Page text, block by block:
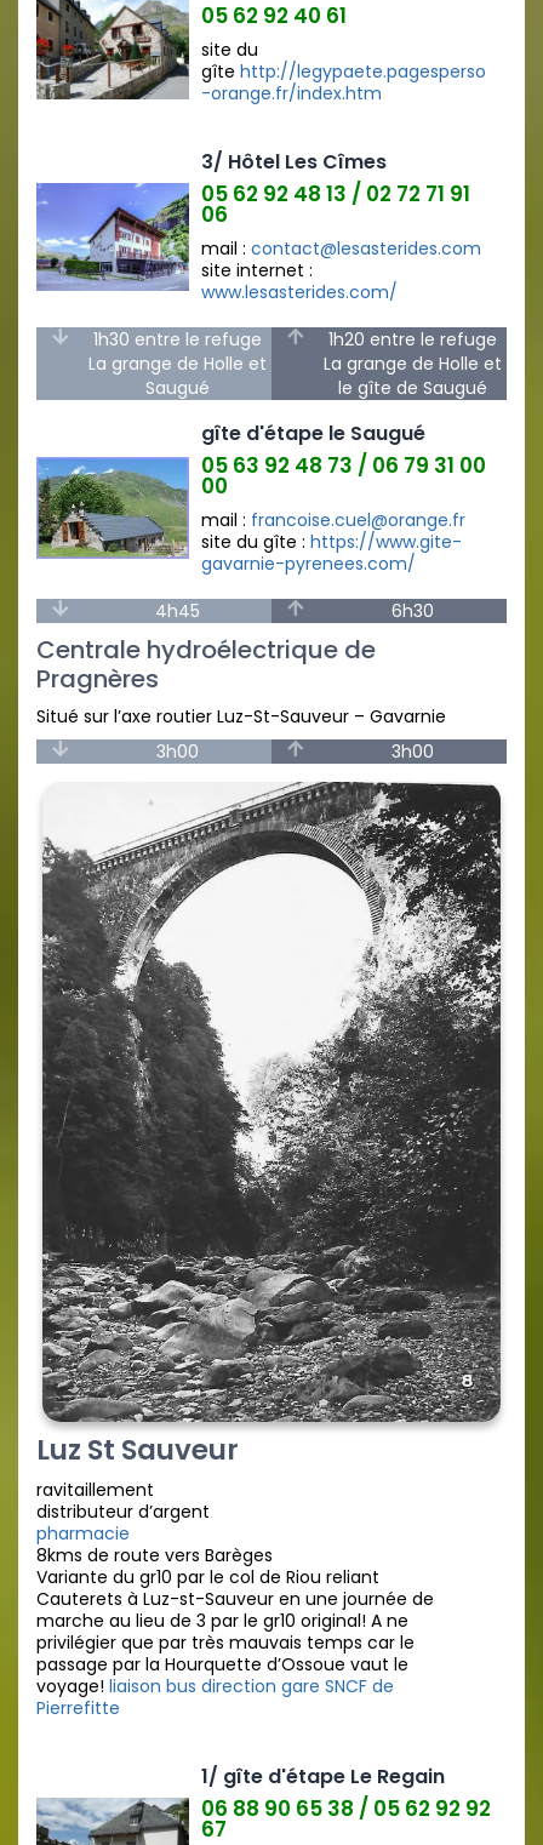
05 62 92 40 61
site du
gîte http://legypaete.pagesperso
-orange.fr/index.htm
3/ Hôtel Les Cîmes
05 62 92 48 13 / 02 72 71 91
06
mail : contact@lesasterides.com
site internet :
www.lesasterides.com/
1h30 entre le refuge
La grange de Holle et
Saugué
1h20 entre le refuge
La grange de Holle et
le gîte de Saugué
gîte d'étape le Saugué
05 63 92 48 73 / 06 79 31 00
00
mail : francoise.cuel@orange.fr
site du gîte : https://www.gite-
gavarnie-pyrenees.com/
4h45
6h30
Centrale hydroélectrique de
Pragnères
Situé sur l’axe routier Luz-St-Sauveur – Gavarnie
3h00
3h00
Luz St Sauveur
ravitaillement
distributeur d’argent
pharmacie
8kms de route vers Barèges
Variante du gr10 par le col de Riou reliant
Cauterets à Luz-st-Sauveur en une journée de
marche au lieu de 3 par le gr10 original! A ne
privilégier que par très mauvais temps car le
passage par la Hourquette d’Ossoue vaut le
voyage! liaison bus direction gare SNCF de
Pierrefitte
1/ gîte d'étape Le Regain
06 88 90 65 38 / 05 62 92 92
67